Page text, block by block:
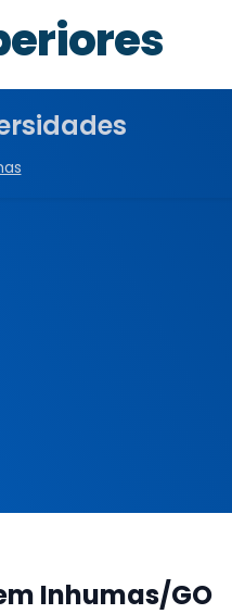
Inhumas/GO